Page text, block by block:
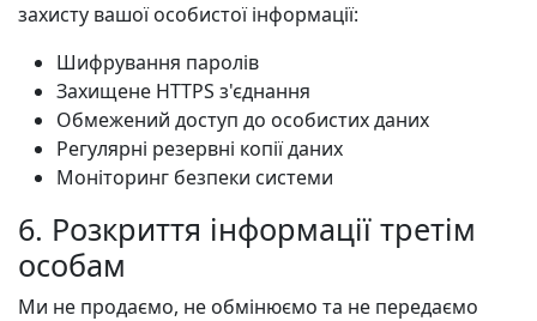
захисту вашої особистої інформації:
Шифрування паролів
Захищене HTTPS з'єднання
Обмежений доступ до особистих даних
Регулярні резервні копії даних
Моніторинг безпеки системи
6. Розкриття інформації третім
особам
Ми не продаємо, не обмінюємо та не передаємо